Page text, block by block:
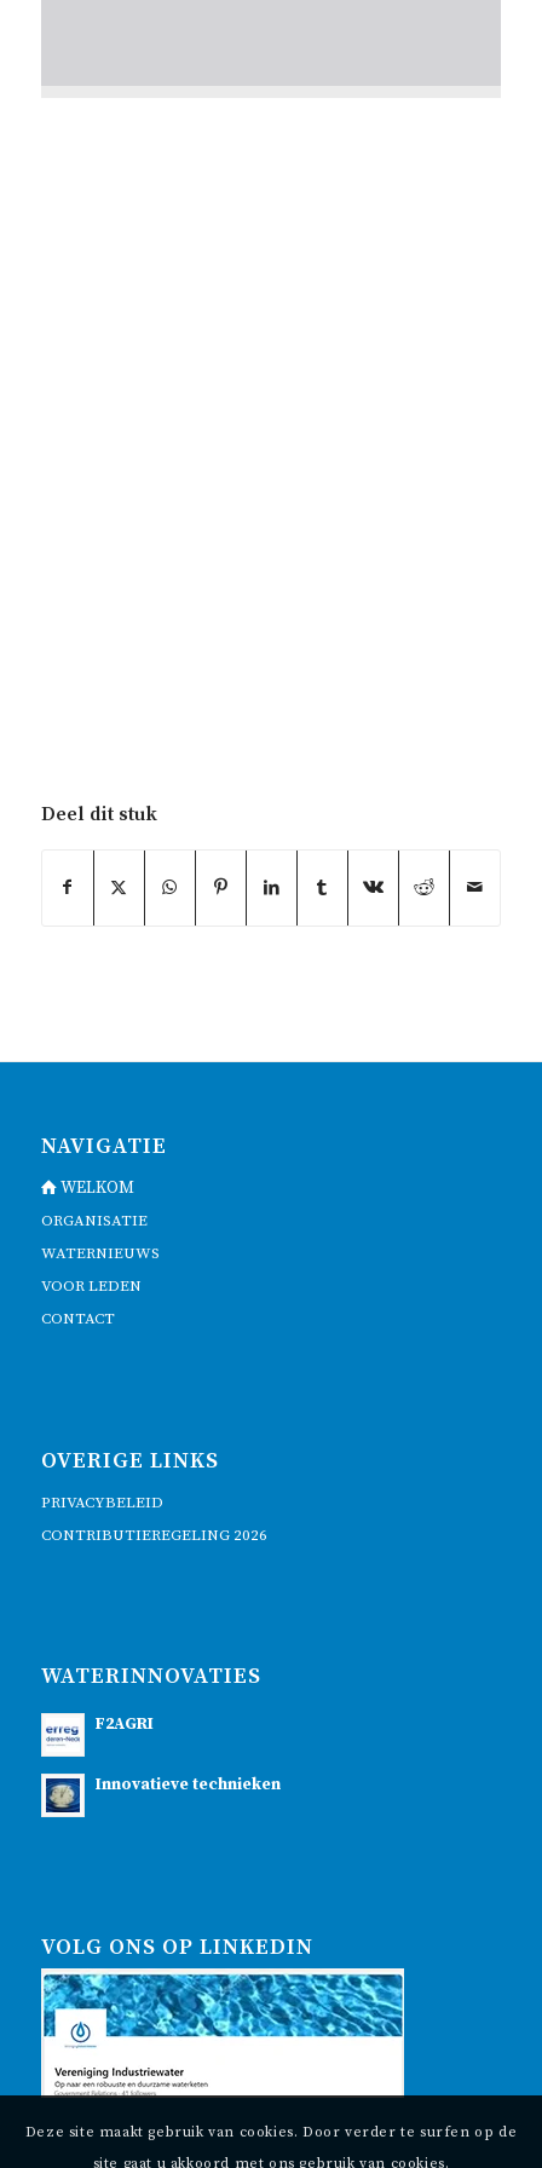
Deel dit stuk
NAVIGATIE
WELKOM
ORGANISATIE
WATERNIEUWS
VOOR LEDEN
CONTACT
OVERIGE LINKS
PRIVACYBELEID
CONTRIBUTIEREGELING 2026
WATERINNOVATIES
F2AGRI
Innovatieve technieken
VOLG ONS OP LINKEDIN
Deze site maakt gebruik van cookies. Door verder te surfen op de
site gaat u akkoord met ons gebruik van cookies.